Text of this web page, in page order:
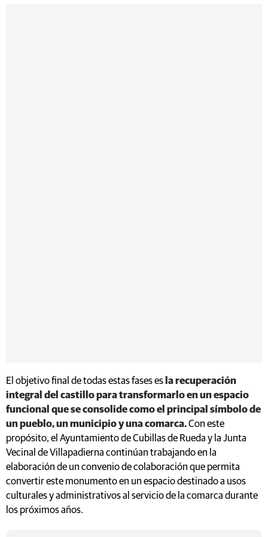
El objetivo final de todas estas fases es la recuperación
integral del castillo para transformarlo en un espacio
funcional que se consolide como el principal símbolo de
un pueblo, un municipio y una comarca.Con este
propósito, el Ayuntamiento de Cubillas de Rueda y la Junta
Vecinal de Villapadierna continúan trabajando en la
elaboración de un convenio de colaboración que permita
convertir este monumento en un espacio destinado a usos
culturales y administrativos al servicio de la comarca durante
los próximos años.